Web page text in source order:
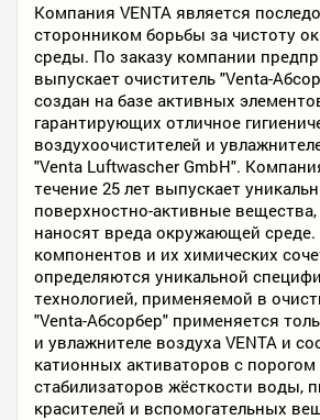
Компания VENTA является
сторонником борьбы за чистоту
среды. По заказу компании
выпускает очиститель "Venta-
создан на базе активных
гарантирующих отличное
воздухоочистителей и
"Venta Luftwascher GmbH".
течение 25 лет выпускает
поверхностно-активные
наносят вреда окружающей
компонентов и их химических
определяются уникальной
технологией, применяемой в
"Venta-Абсорбер" применяется
и увлажнителе воздуха VENTA и
катионных активаторов с порогом
стабилизаторов жёсткости воды,
красителей и вспомогательных